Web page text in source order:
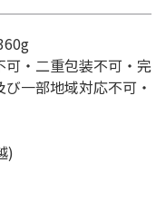
・二重包装不可・完
一部地域対応不可・
)